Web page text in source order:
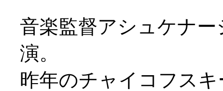
音楽監督アシュケナ
演。
昨年のチャイコフス